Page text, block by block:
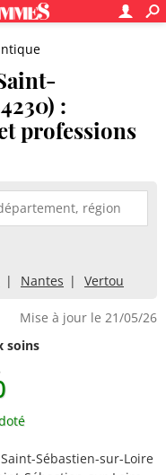
:
professions
Nantes Vertou
Mise à jour le 21/05/26
soins
Saint-Sébastien-sur-Loire